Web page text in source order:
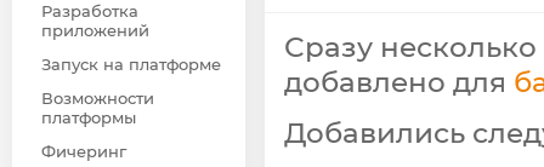
Разработка
приложений
Запуск на платформе
Возможности
платформы
Фичеринг
Сразу
добавлено для
Добавились